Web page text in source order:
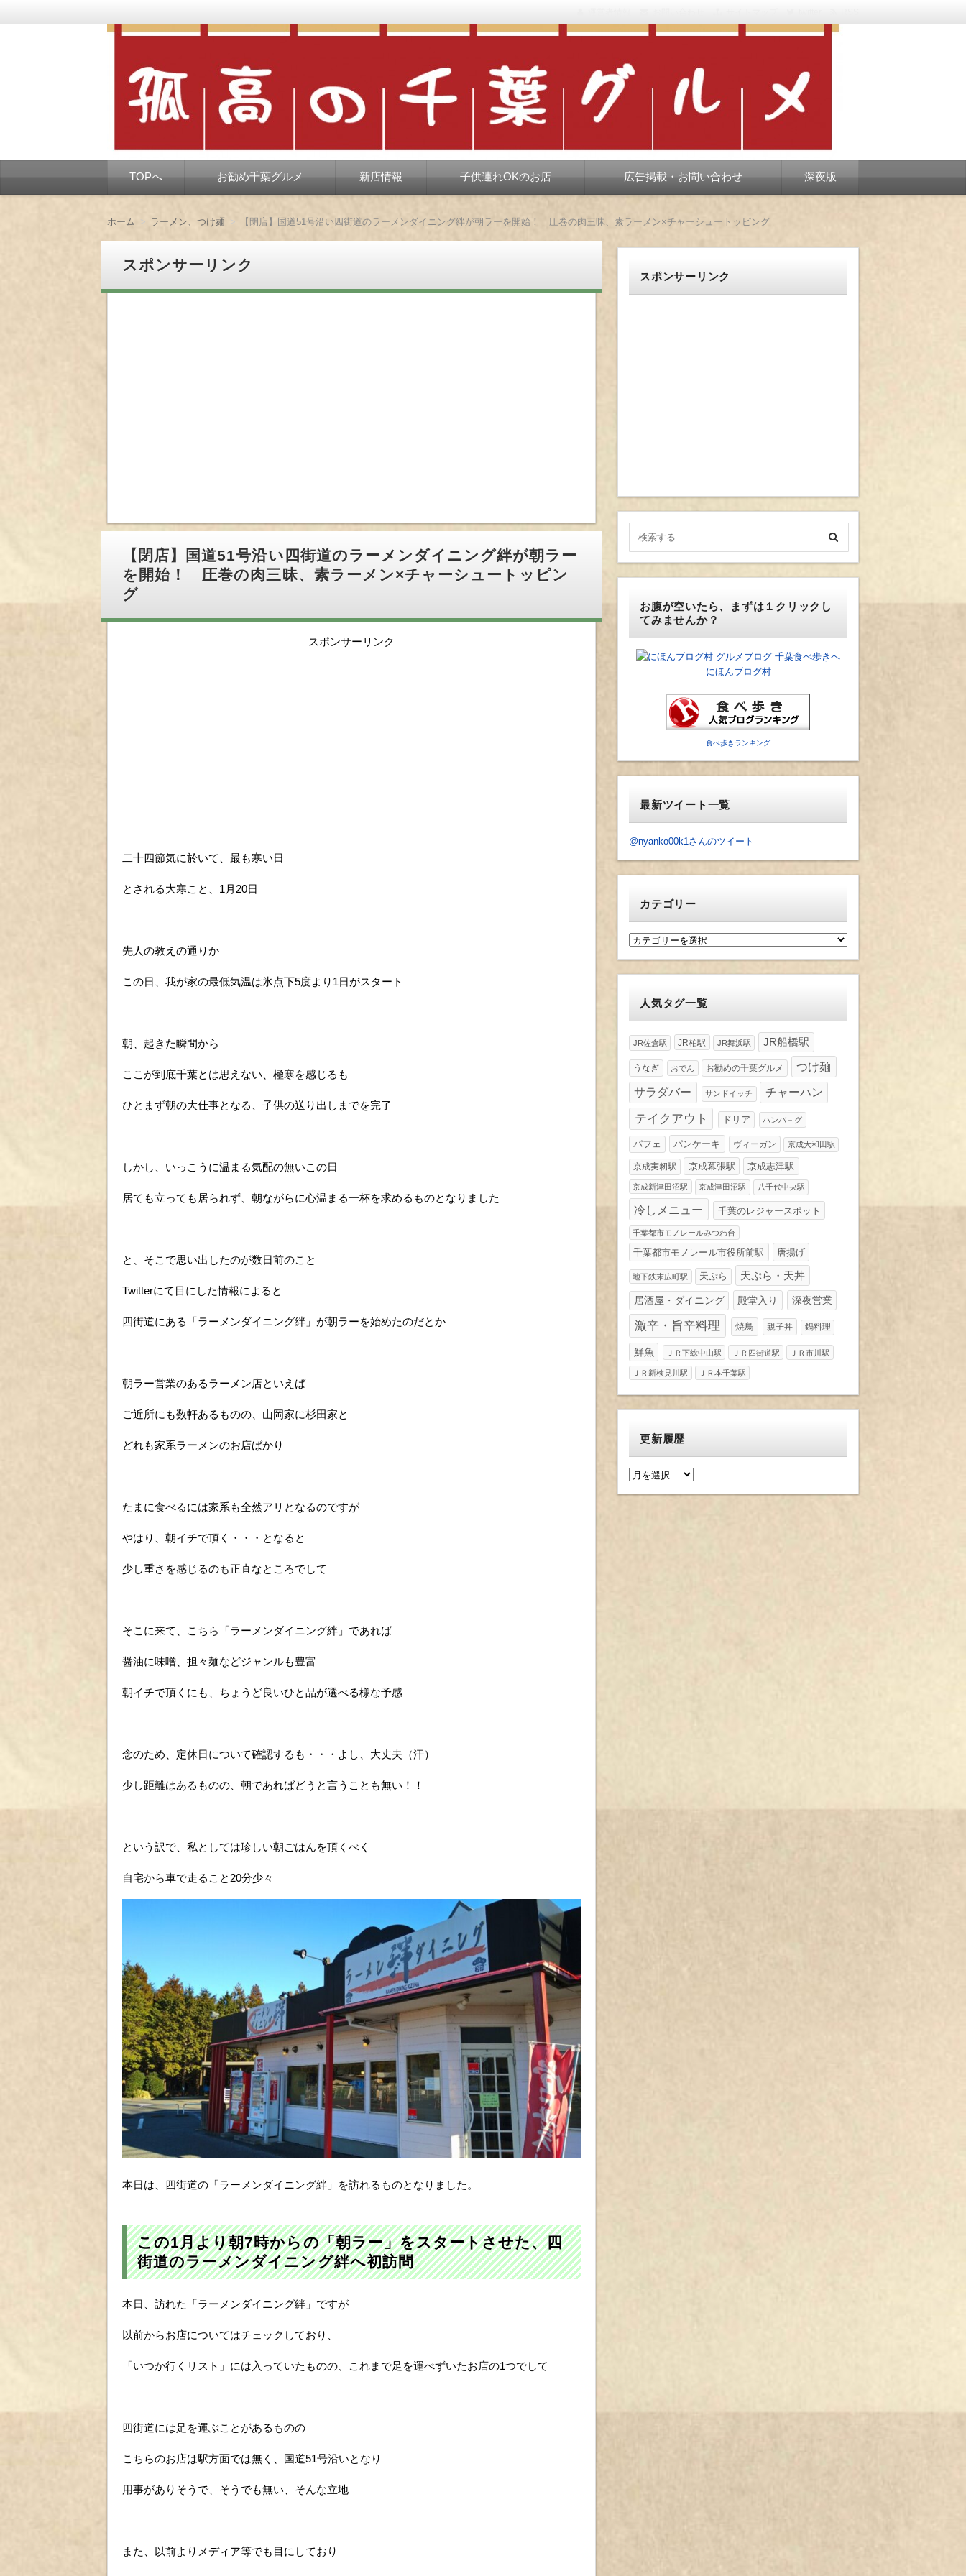
孤高の千葉グルメ
千葉市を中心とした、孤独なようで孤独でもない、ちょっと孤高な食べ歩き。だいたい当たりますが、時々派手にスベります。
TOPへ お勧め千葉グルメ 新店情報 子供連れOKのお店 広告掲載・お問い合わせ 深夜版
ホーム ラーメン、つけ麺 【閉店】国道51号沿い四街道のラーメンダイニング絆が朝ラーを開始！ 圧巻の肉三昧、素ラーメン×チャーシュートッピング
スポンサーリンク
【閉店】国道51号沿い四街道のラーメンダイニング絆が朝ラー
を開始！ 圧巻の肉三昧、素ラーメン×チャーシュートッピン
グ
スポンサーリンク
二十四節気に於いて、最も寒い日
とされる大寒こと、1月20日
先人の教えの通りか
この日、我が家の最低気温は氷点下5度より1日がスタート
朝、起きた瞬間から
ここが到底千葉とは思えない、極寒を感じるも
ひとまず朝の大仕事となる、子供の送り出しまでを完了
しかし、いっこうに温まる気配の無いこの日
居ても立っても居られず、朝ながらに心温まる一杯を求めるものとなりました
と、そこで思い出したのが数日前のこと
Twitterにて目にした情報によると
四街道にある「ラーメンダイニング絆」が朝ラーを始めたのだとか
朝ラー営業のあるラーメン店といえば
ご近所にも数軒あるものの、山岡家に杉田家と
どれも家系ラーメンのお店ばかり
たまに食べるには家系も全然アリとなるのですが
やはり、朝イチで頂く・・・となると
少し重さを感じるのも正直なところでして
そこに来て、こちら「ラーメンダイニング絆」であれば
醤油に味噌、担々麺などジャンルも豊富
朝イチで頂くにも、ちょうど良いひと品が選べる様な予感
念のため、定休日について確認するも・・・よし、大丈夫（汗）
少し距離はあるものの、朝であればどうと言うことも無い！！
という訳で、私としては珍しい朝ごはんを頂くべく
自宅から車で走ること20分少々
本日は、四街道の「ラーメンダイニング絆」を訪れるものとなりました。
この1月より朝7時からの「朝ラー」をスタートさせた、四
街道のラーメンダイニング絆へ初訪問
本日、訪れた「ラーメンダイニング絆」ですが
以前からお店についてはチェックしており、
「いつか行くリスト」には入っていたものの、これまで足を運べずいたお店の1つでして
四街道には足を運ぶことがあるものの
こちらのお店は駅方面では無く、国道51号沿いとなり
用事がありそうで、そうでも無い、そんな立地
また、以前よりメディア等でも目にしており
スポンサーリンク
お腹が空いたら、まずは１クリックし
てみませんか？
にほんブログ村
食べ歩きランキング
最新ツイート一覧
@nyanko00k1さんのツイート
カテゴリー
カ
人気タグ一覧
JR佐倉駅 JR柏駅 JR舞浜駅 JR船橋駅
うなぎ おでん お勧めの千葉グルメ つけ麺
サラダバー サンドイッチ チャーハン
テイクアウト ドリア ハンバ－グ
パフェ パンケーキ ヴィーガン 京成大和田駅
京成実籾駅 京成幕張駅 京成志津駅
京成新津田沼駅 京成津田沼駅 八千代中央駅
冷しメニュー 千葉のレジャースポット
千葉都市モノレールみつわ台
千葉都市モノレール市役所前駅 唐揚げ
地下鉄末広町駅 天ぷら 天ぷら・天丼
居酒屋・ダイニング 殿堂入り 深夜営業
激辛・旨辛料理 焼鳥 親子丼 鍋料理
鮮魚 ＪＲ下総中山駅 ＪＲ四街道駅 ＪＲ市川駅
ＪＲ新検見川駅 ＪＲ本千葉駅
更新履歴
更